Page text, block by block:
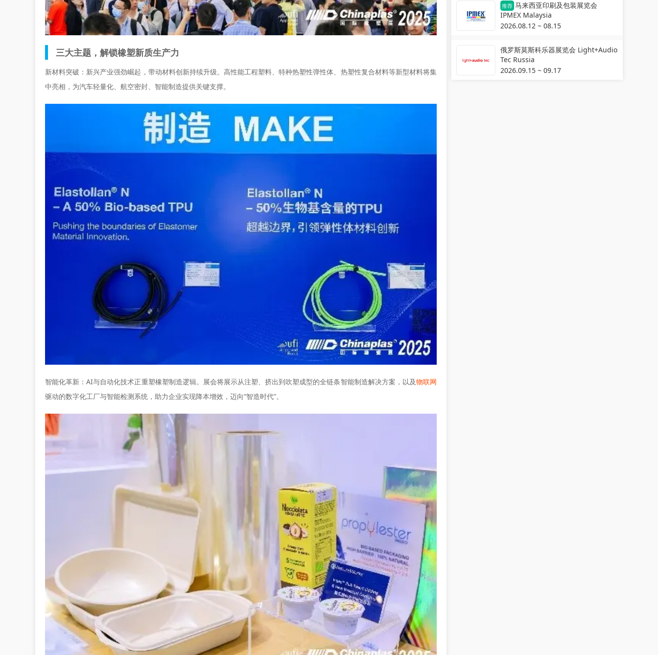
三大主题，解锁橡塑新质生产力
新材料突破：新兴产业强劲崛起，带动材料创新持续升级。高性能工程塑料、特种热塑性弹性体、热塑性复合材料等新型材料将集
中亮相，为汽车轻量化、航空密封、智能制造提供关键支撑。
智能化革新：AI与自动化技术正重塑橡塑制造逻辑。展会将展示从注塑、挤出到吹塑成型的全链条智能制造解决方案，以及物联网
驱动的数字化工厂与智能检测系统，助力企业实现降本增效，迈向“智造时代”。
推荐 马来西亚印刷及包装展览会
IPMEX Malaysia
2026.08.12 ~ 08.15
俄罗斯莫斯科乐器展览会 Light+Audio
Tec Russia
2026.09.15 ~ 09.17